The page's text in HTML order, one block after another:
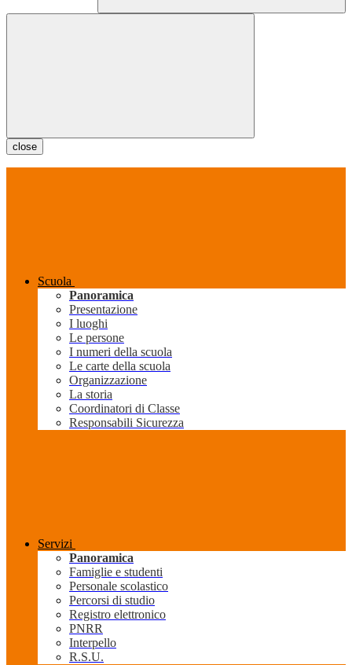
close
Scuola
Panoramica
Presentazione
I luoghi
Le persone
I numeri della scuola
Le carte della scuola
Organizzazione
La storia
Coordinatori di Classe
Responsabili Sicurezza
Servizi
Panoramica
Famiglie e studenti
Personale scolastico
Percorsi di studio
Registro elettronico
PNRR
Interpello
R.S.U.